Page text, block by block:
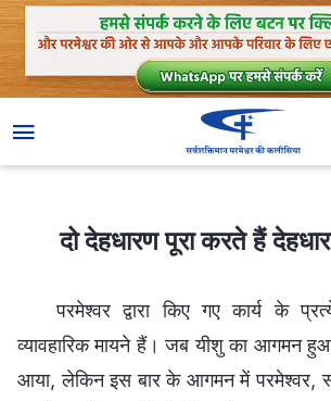
दो देहधारण पूरा करते हैं देहधारण के मायने
दो देहधारण पूरा करते हैं
परमेश्वर द्वारा किए गए कार्य के
व्यावहारिक मायने हैं। जब यीशु का आगमन
आया, लेकिन इस बार के आगमन में परमेश्वर,